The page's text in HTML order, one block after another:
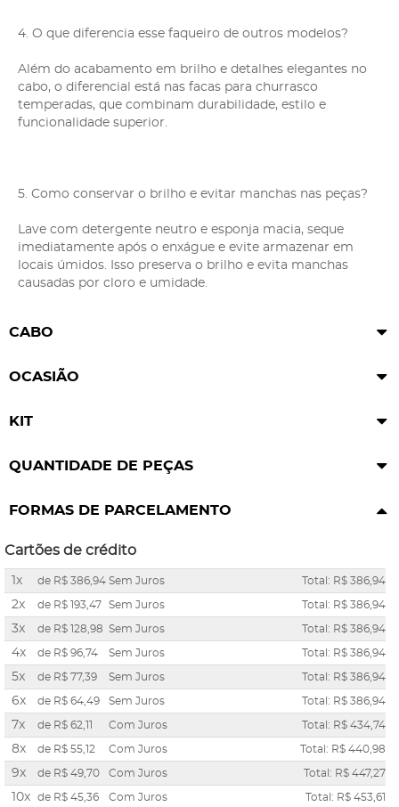
4. O que diferencia esse faqueiro de outros modelos?
Além do acabamento em brilho e detalhes elegantes no
cabo, o diferencial está nas facas para churrasco
temperadas, que combinam durabilidade, estilo e
funcionalidade superior.
5. Como conservar o brilho e evitar manchas nas peças?
Lave com detergente neutro e esponja macia, seque
imediatamente após o enxágue e evite armazenar em
locais úmidos. Isso preserva o brilho e evita manchas
causadas por cloro e umidade.
CABO
OCASIÃO
KIT
QUANTIDADE DE PEÇAS
FORMAS DE PARCELAMENTO
Cartões de crédito
1x de R$ 386,94 Sem Juros Total: R$ 386,94
2x de R$ 193,47 Sem Juros Total: R$ 386,94
3x de R$ 128,98 Sem Juros Total: R$ 386,94
4x de R$ 96,74 Sem Juros Total: R$ 386,94
5x de R$ 77,39 Sem Juros Total: R$ 386,94
6x de R$ 64,49 Sem Juros Total: R$ 386,94
7x de R$ 62,11 Com Juros Total: R$ 434,74
8x de R$ 55,12 Com Juros Total: R$ 440,98
9x de R$ 49,70 Com Juros Total: R$ 447,27
10x de R$ 45,36 Com Juros Total: R$ 453,61